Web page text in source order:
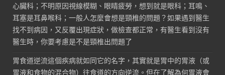
心臟科；不明原因視線模糊、眼睛疲勞，想到就是眼科；耳鳴、
耳塞是耳鼻喉科；一般人怎麼會想是頸椎的問題？如果遇到醫生
找不到病因，又反覆出現症狀，做檢查都正常，有醫生看到沒有
醫生時，你要考慮是不是頸椎出問題了
胃食道逆流這個疾病就如同它的名字，其實就是胃中的胃液（或
胃液和食物的混合物）往食道的方向逆流。但在了解為何胃液會